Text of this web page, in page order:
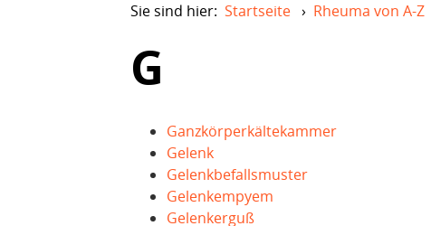
Sie sind hier: Startseite › Rheuma von A-Z
G
Ganzkörperkältekammer
Gelenk
Gelenkbefallsmuster
Gelenkempyem
Gelenkerguß